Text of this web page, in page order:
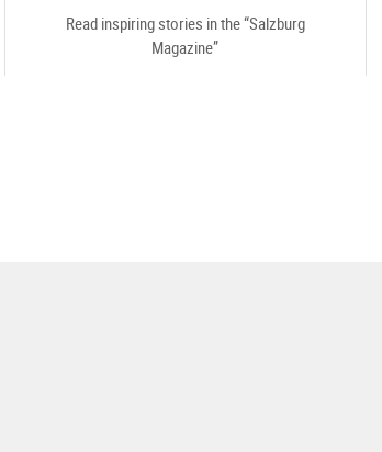
Read inspiring stories in the “Salzburg
Magazine”